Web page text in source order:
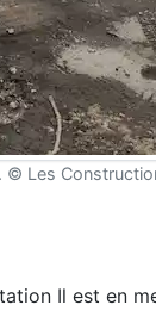
© Les
Il est en